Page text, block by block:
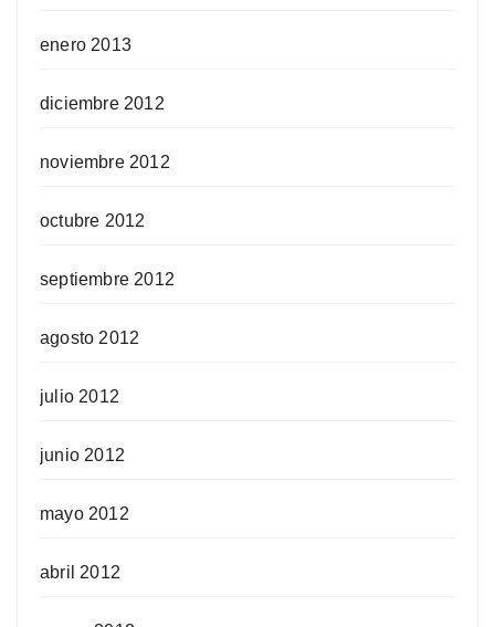
enero 2013
diciembre 2012
noviembre 2012
octubre 2012
septiembre 2012
agosto 2012
julio 2012
junio 2012
mayo 2012
abril 2012